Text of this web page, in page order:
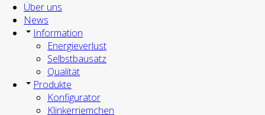
Über uns
News
Information
Energieverlust
Selbstbausatz
Qualität
Produkte
Konfigurator
Klinkerriemchen